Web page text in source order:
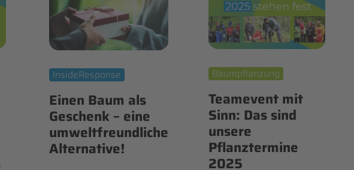
InsideResponse
Einen Baum als
Geschenk – eine
umweltfreundliche
Alternative!
Baumpflanzung
Teamevent mit
Sinn: Das sind
unsere
Pflanztermine
2025